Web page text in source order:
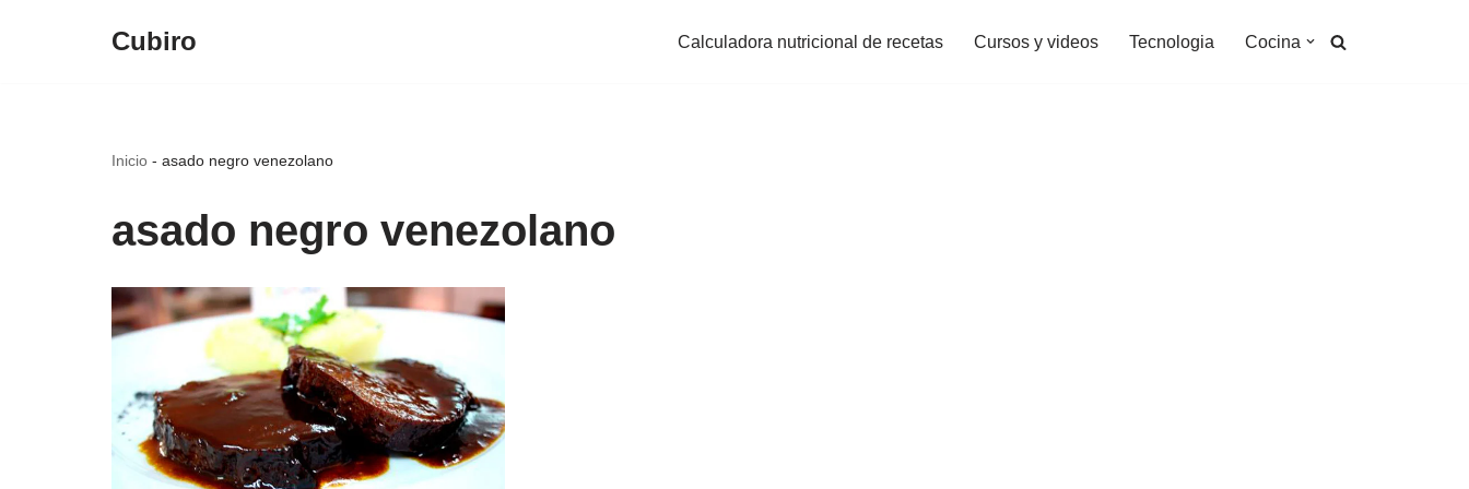
Cubiro Calculadora nutricional de recetas Cursos y videos Tecnologia Cocina
Inicio - asado negro venezolano
asado negro venezolano